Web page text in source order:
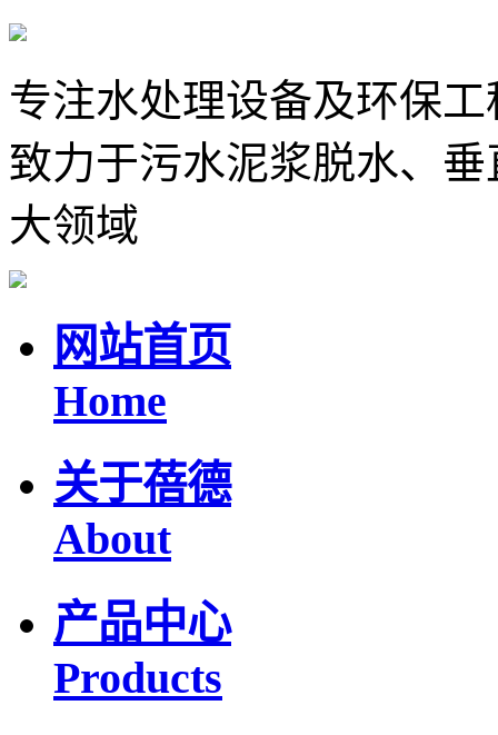
专注水处理设备及环保工
致力于污水泥浆脱水、
大领域
网站首页
Home
关于蓓德
About
产品中心
Products